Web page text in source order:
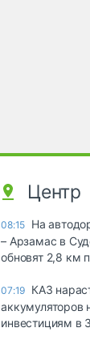
Центр
08:15 На
– Арзамас в
обновят 2,8 км
07:19 КАЗ
аккумуляторов
инвестициям в